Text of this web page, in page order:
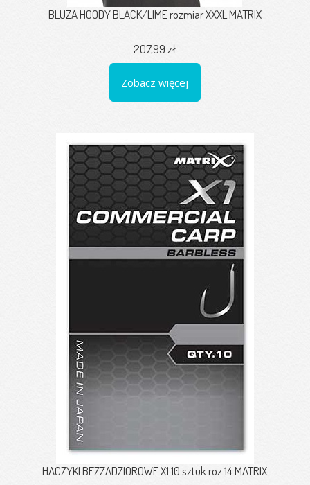
BLUZA HOODY BLACK/LIME rozmiar XXXL MATRIX
207,99 zł
Zobacz więcej
HACZYKI BEZZADZIOROWE X1 10 sztuk roz 14 MATRIX